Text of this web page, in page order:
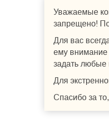
Уважаемые
запрещено!
Для вас
ему внимание
задать любые
Для
Спасибо за